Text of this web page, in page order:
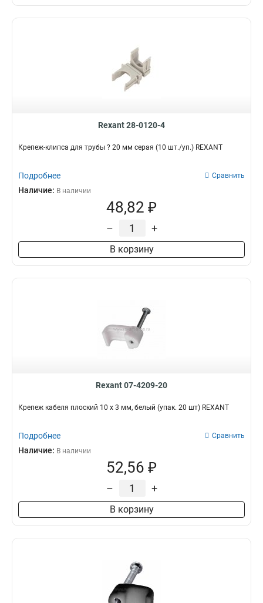
Rexant 28-0120-4
Крепеж-клипса для трубы ? 20 мм серая (10 шт./уп.) REXANT
Подробнее Сравнить
Наличие: В наличии
48,82 ₽
– +
В корзину
Rexant 07-4209-20
Крепеж кабеля плоский 10 х 3 мм, белый (упак. 20 шт) REXANT
Подробнее Сравнить
Наличие: В наличии
52,56 ₽
– +
В корзину